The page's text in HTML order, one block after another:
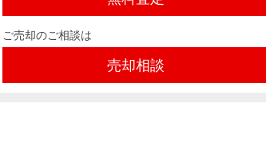
ご売却のご相談は
売却相談